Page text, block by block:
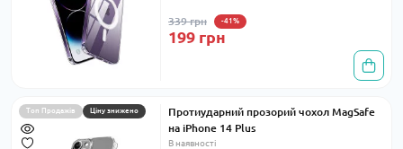
339 грн -41%
199 грн
Топ Продажів Ціну знижено
Протиударний прозорий чохол MagSafe
на iPhone 14 Plus
В наявності